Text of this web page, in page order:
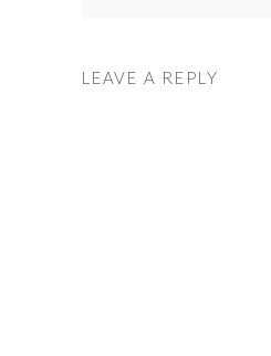
LEAVE A REPLY